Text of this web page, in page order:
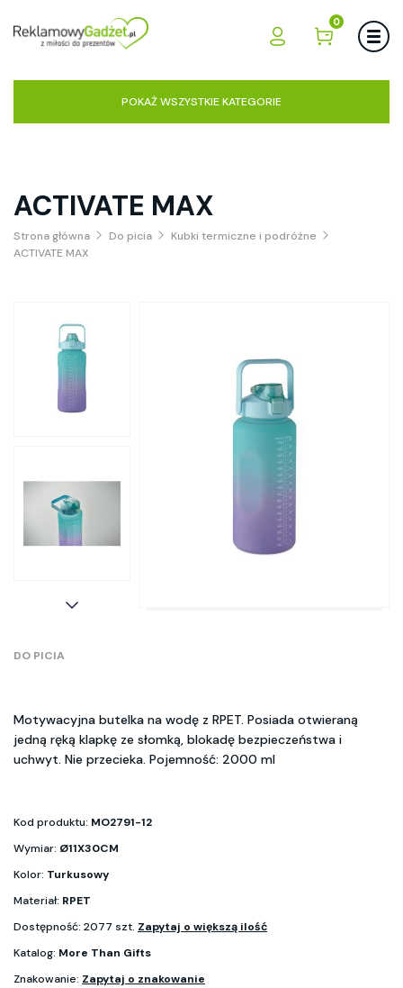
0
POKAŻ WSZYSTKIE KATEGORIE
ACTIVATE MAX
Strona główna Do picia
Kubki termiczne i podróżne
ACTIVATE MAX
DO PICIA
Motywacyjna butelka na wodę z RPET. Posiada otwieraną
jedną ręką klapkę ze słomką, blokadę bezpieczeństwa i
uchwyt. Nie przecieka. Pojemność: 2000 ml
Kod produktu: MO2791-12
Wymiar: Ø11X30CM
Kolor: Turkusowy
Materiał: RPET
Dostępność: 2077 szt. Zapytaj o większą ilość
Katalog: More Than Gifts
Znakowanie: Zapytaj o znakowanie